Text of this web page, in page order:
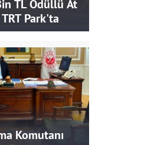
TL Ödüllü At
Park'ta
Komutanı